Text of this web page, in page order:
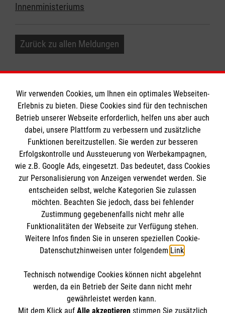
Innenministeriums
Zurück zu allen Meldungen
Informationen
Impressum
Datenschutz
Barrierefreiheit
Kontakt
Die Malteser
Malteser in Deutschland
Malteserorden
Sharepoint
Spendenkonto
IBAN: DE42 6809 0000 0005 7209 15
Bank: Volksbank Freiburg eG
So finden Sie uns
Wir verwenden Cookies, um Ihnen ein optimales Webseiten-
Erlebnis zu bieten. Diese Cookies sind für den technischen
Betrieb unserer Webseite erforderlich, helfen uns aber auch
dabei, unsere Plattform zu verbessern und zusätzliche
Funktionen bereitzustellen. Sie werden zur besseren
Erfolgskontrolle und Aussteuerung von Werbekampagnen,
wie z.B. Google Ads, eingesetzt. Das bedeutet, dass Cookies
zur Personalisierung von Anzeigen verwendet werden. Sie
entscheiden selbst, welche Kategorien Sie zulassen
möchten. Beachten Sie jedoch, dass bei fehlender
Zustimmung gegebenenfalls nicht mehr alle
Funktionalitäten der Webseite zur Verfügung stehen.
Weitere Infos finden Sie in unseren speziellen Cookie-
Datenschutzhinweisen unter folgendem Link.
Technisch notwendige Cookies können nicht abgelehnt
werden, da ein Betrieb der Seite dann nicht mehr
gewährleistet werden kann.
Mit dem Klick auf Alle akzeptierenstimmen Sie zusätzlich